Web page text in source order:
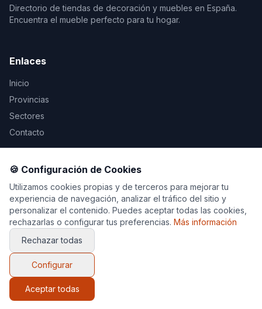
Directorio de tiendas de decoración y muebles en España.
Encuentra el mueble perfecto para tu hogar.
Enlaces
Inicio
Provincias
Sectores
Contacto
Legal
Aviso Legal
Privacidad
Cookies
© 2026 Decoración y Muebles. Todos los derechos
🍪 Configuración de Cookies
Utilizamos cookies propias y de terceros para mejorar tu
experiencia de navegación, analizar el tráfico del sitio y
personalizar el contenido. Puedes aceptar todas las cookies,
rechazarlas o configurar tus preferencias. Más información
Rechazar todas
Configurar
Aceptar todas